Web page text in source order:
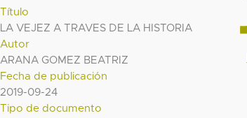
Título
LA VEJEZ A TRAVES DE LA HISTORIA
Autor
ARANA GOMEZ BEATRIZ
Fecha de publicación
2019-09-24
Tipo de documento